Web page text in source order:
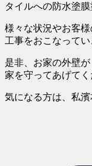
タイルへの防水塗
様々な状況やお客
工事をおこなってい
是非、お家の外壁が
家を守ってあげてく
気になる方は、私